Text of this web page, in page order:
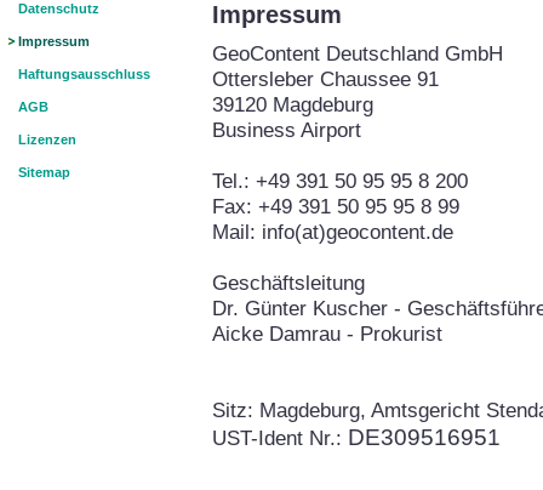
Datenschutz
Impressum
Haftungsausschluss
AGB
Lizenzen
Sitemap
Impressum
GeoContent Deutschland GmbH
Ottersleber Chaussee 91
39120 Magdeburg
Business Airport
Tel.: +49 391 50 95 95 8 200
Fax: +49 391 50 95 95 8 99
Mail: info(at)geocontent.de
Geschäftsleitung
Dr. Günter Kuscher -
Aicke Damrau - Prokurist
Sitz: Magdeburg, Amtsgericht
UST-Ident Nr.: DE309516951